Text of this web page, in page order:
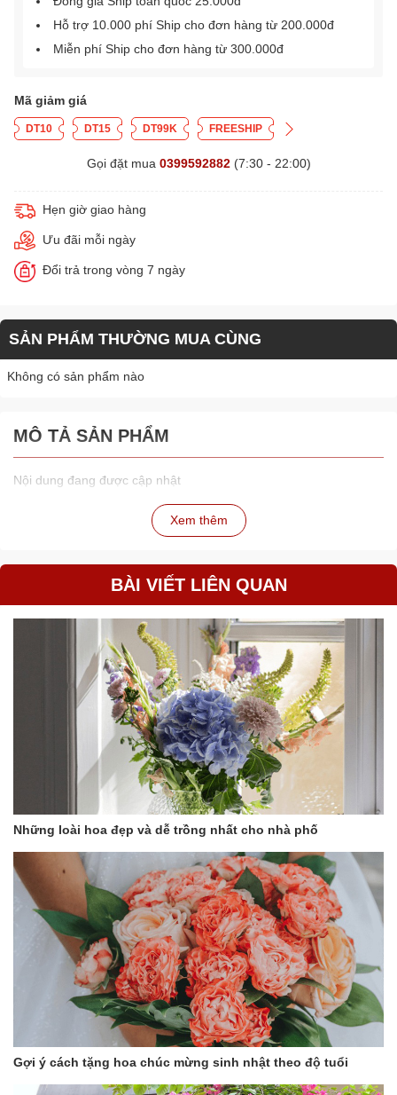
Hỗ trợ 10.000 phí Ship cho đơn hàng từ 200.000đ
Miễn phí Ship cho đơn hàng từ 300.000đ
Mã giảm giá
DT10 DT15 DT99K FREESHIP
Gọi đặt mua 0399592882(7:30 - 22:00)
Hẹn giờ giao hàng
Ưu đãi mỗi ngày
Đổi trả trong vòng 7 ngày
SẢN PHẨM THƯỜNG MUA CÙNG
Không có sản phẩm nào
MÔ TẢ SẢN PHẨM
Nội dung đang được cập nhật
Xem thêm
BÀI VIẾT LIÊN QUAN
Những loài hoa đẹp và dễ trồng nhất cho nhà phố
Gợi ý cách tặng hoa chúc mừng sinh nhật theo độ tuổi